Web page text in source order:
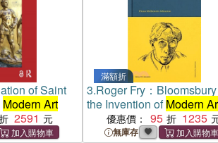
of Saint
Modern Art
2591
滿額折
3.Roger Fry：
the Invention ofModern
優惠價： 95 1235
無庫存